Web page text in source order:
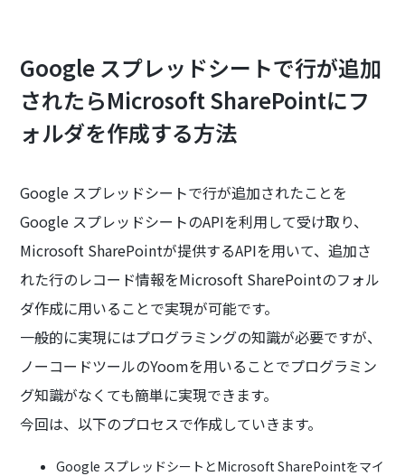
Google スプレッドシートで行が追加
されたらMicrosoft SharePointにフ
ォルダを作成する方法
Google スプレッドシートで行が追加されたことを
Google スプレッドシートのAPIを利用して受け取り、
Microsoft SharePointが提供するAPIを用いて、追加さ
れた行のレコード情報をMicrosoft SharePointのフォル
ダ作成に用いることで実現が可能です。
一般的に実現にはプログラミングの知識が必要ですが、
ノーコードツールのYoomを用いることでプログラミン
グ知識がなくても簡単に実現できます。
今回は、以下のプロセスで作成していきます。
Google スプレッドシートとMicrosoft SharePointをマイ